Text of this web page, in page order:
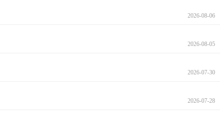
2026-08-06
2026-08-05
2026-07-30
2026-07-28